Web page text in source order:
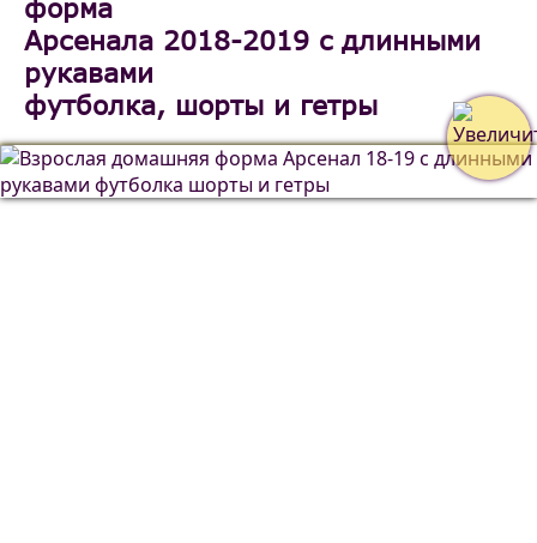
форма
Арсенала 2018-2019 c длинными
рукавами
футболка, шорты и гетры